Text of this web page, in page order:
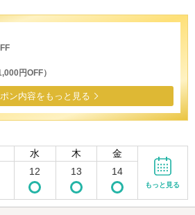
円OFF）
ン内容をもっと見る
水 木 金
12 13 14
もっと見る